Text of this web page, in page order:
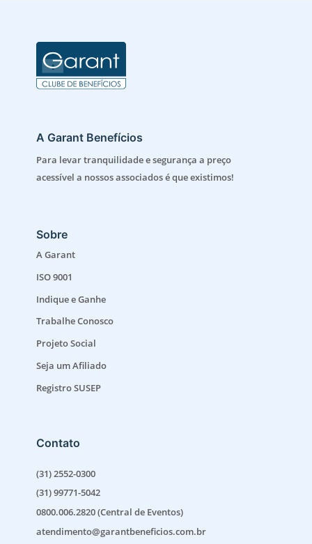
A Garant Benefícios
Para levar tranquilidade e segurança a preço
acessível a nossos associados é que existimos!
Sobre
A Garant
ISO 9001
Indique e Ganhe
Trabalhe Conosco
Projeto Social
Seja um Afiliado
Registro SUSEP
Contato
(31) 2552-0300
(31) 99771-5042
0800.006.2820 (Central de Eventos)
atendimento@garantbeneficios.com.br